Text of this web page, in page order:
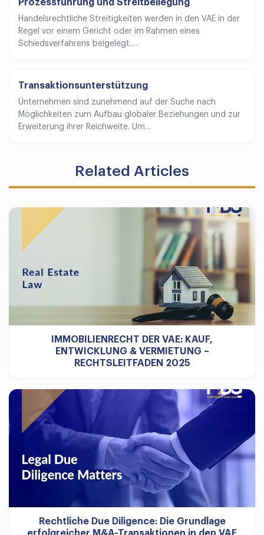
Prozessführung und Streitbeilegung
Handelsrechtliche Streitigkeiten werden in den VAE in der
Regel vor einem Gericht oder im Rahmen eines
Schiedsverfahrens beigelegt.…
Transaktionsunterstützung
Unternehmen sind zunehmend auf der Suche nach
Möglichkeiten zum Aufbau globaler Beziehungen und zur
Erweiterung ihrer Reichweite. Um…
Related Articles
IMMOBILIENRECHT DER VAE: KAUF,
ENTWICKLUNG & VERMIETUNG –
RECHTSLEITFADEN 2025
Rechtliche Due Diligence: Die Grundlage